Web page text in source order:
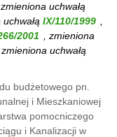
uchwałą
uchwałą
, zmieniona
, zmieniona uchwałą
budżetowego pn.
i Mieszkaniowej
pomocniczego
i Kanalizacji w